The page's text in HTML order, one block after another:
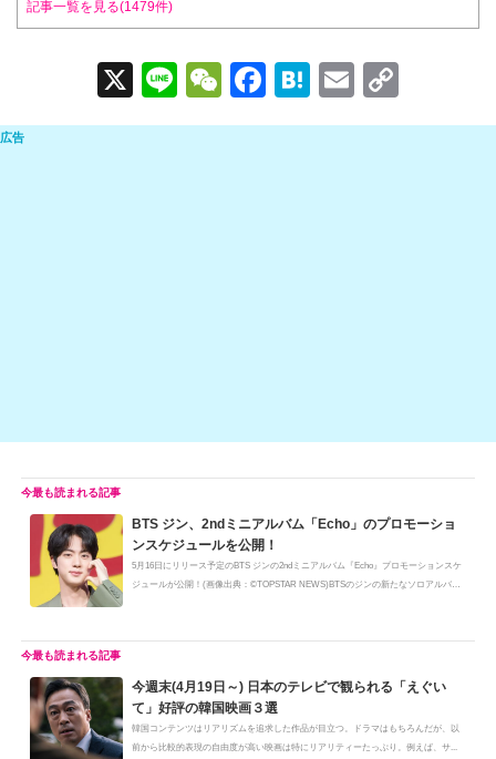
記事一覧を見る(1479件)
X
Li
n
W
e
F
a
H
at
E
m o
BTS ジン、2ndミニアルバム「Echo」のプロモーショ
ンスケジュールを公開！
5月16日にリリース予定のBTS ジンの2ndミニアルバム『Echo』プロモーションスケ
ジュールが公開！(画像出典：©TOPSTAR NEWS)BTSのジンの新たなソロアルバム
今週末(4月19日～) 日本のテレビで観られる「えぐい
て」好評の韓国映画３選
韓国コンテンツはリアリズムを追求した作品が目立つ。ドラマはもちろんだが、以
前から比較的表現の自由度が高い映画は特にリアリティーたっぷり。例えば、サ...